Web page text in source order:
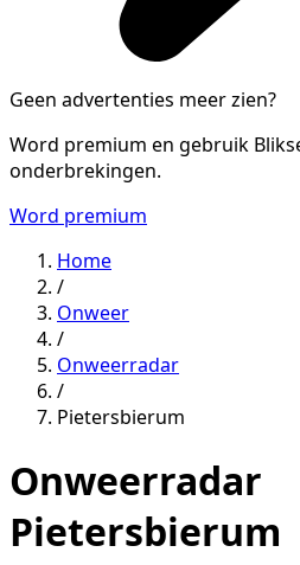
Geen advertenties meer zien?
Word premium en gebruik
onderbrekingen.
Word premium
Home
/
Onweer
/
Onweerradar
/
Pietersbierum
Onweerradar
Pietersbierum